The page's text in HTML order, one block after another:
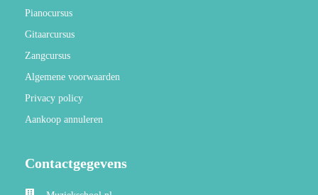
Pianocursus
Gitaarcursus
Zangcursus
Algemene voorwaarden
Privacy policy
Aankoop annuleren
Contactgegevens